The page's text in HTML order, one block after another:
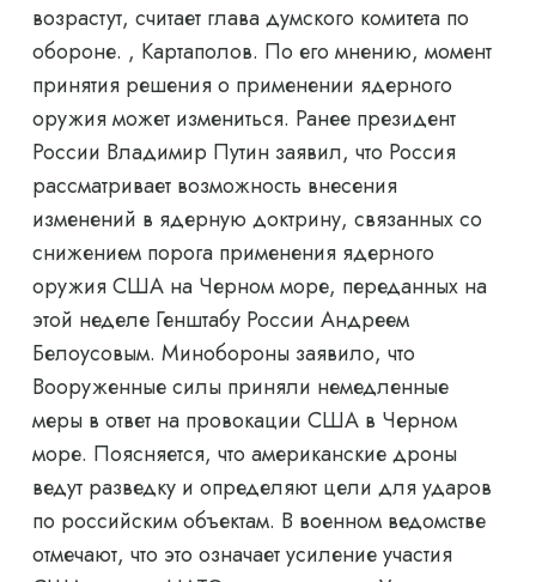
возрастут, считает глава думского комитета по
обороне. , Картаполов. По его мнению, момент
принятия решения о применении ядерного
оружия может измениться. Ранее президент
России Владимир Путин заявил, что Россия
рассматривает возможность внесения
изменений в ядерную доктрину, связанных со
снижением порога применения ядерного
оружия США на Черном море, переданных на
этой неделе Генштабу России Андреем
Белоусовым. Минобороны заявило, что
Вооруженные силы приняли немедленные
меры в ответ на провокации США в Черном
море. Поясняется, что американские дроны
ведут разведку и определяют цели для ударов
по российским объектам. В военном ведомстве
отмечают, что это означает усиление участия